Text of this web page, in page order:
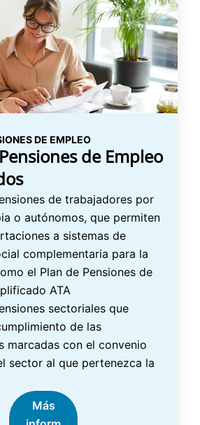
DE EMPLEO
de Empleo
de trabajadores por
o autónomos, que permiten
a sistemas de
complementaria para la
el Plan de Pensiones de
ATA
sectoriales que
de las
marcadas con el convenio
sector al que pertenezca la
Más